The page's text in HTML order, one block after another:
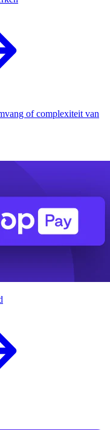
of complexiteit van